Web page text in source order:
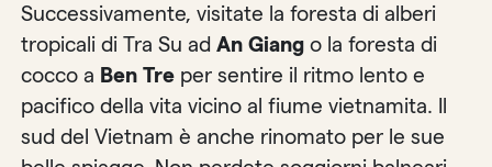
Successivamente, visitate la foresta di alberi
tropicali di Tra Su adAn Giang o la foresta di
cocco a Ben Tre per sentire il ritmo lento e
pacifico della vita vicino al fiume vietnamita. Il
sud del Vietnam è anche rinomato per le sue